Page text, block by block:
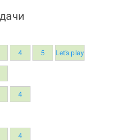
4 5 Let's play
4
4